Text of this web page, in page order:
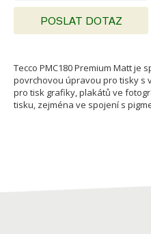
POSLAT DOTAZ
Tecco PMC180 Premium Matt je
povrchovou úpravou pro tisky s
pro tisk grafiky, plakátů ve
tisku, zejména ve spojení s